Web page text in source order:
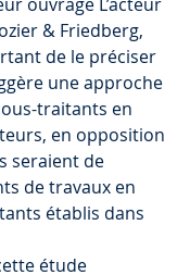
& Friedberg,
de le préciser
une approche
traitants en
en opposition
seraient de
de travaux en
établis dans
étude